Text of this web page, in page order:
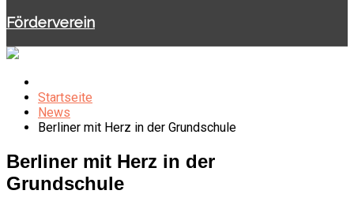
Förderverein
Startseite
News
Berliner mit Herz in der Grundschule
Berliner mit Herz in der
Grundschule